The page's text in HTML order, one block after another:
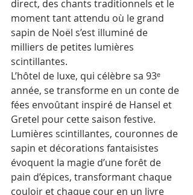
direct, des chants traditionnels et le
moment tant attendu où le grand
sapin de Noël s’est illuminé de
milliers de petites lumières
scintillantes.
L’hôtel de luxe, qui célèbre sa 93ᵉ
année, se transforme en un conte de
fées envoûtant inspiré de Hansel et
Gretel pour cette saison festive.
Lumières scintillantes, couronnes de
sapin et décorations fantaisistes
évoquent la magie d’une forêt de
pain d’épices, transformant chaque
couloir et chaque cour en un livre